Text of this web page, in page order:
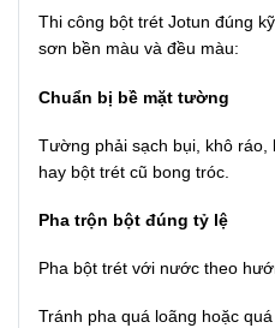
Thi công bột trét Jotun đúng
sơn bền màu và đều màu:
Chuẩn bị bề mặt tường
Tường phải sạch bụi, khô
hay bột trét cũ bong tróc.
Pha trộn bột đúng tỷ lệ
Pha bột trét với nước theo
Tránh pha quá loãng hoặc